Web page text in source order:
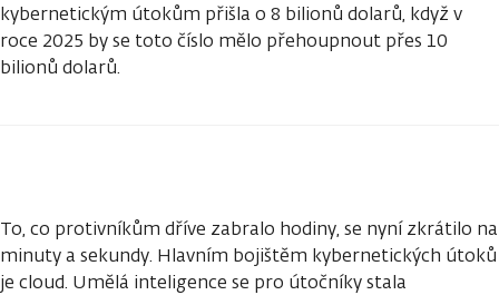
kybernetickým útokům přišla o 8 bilionů dolarů, když v
roce 2025 by se toto číslo mělo přehoupnout přes 10
bilionů dolarů.
To, co protivníkům dříve zabralo hodiny, se nyní zkrátilo na
minuty a sekundy. Hlavním bojištěm kybernetických útoků
je cloud. Umělá inteligence se pro útočníky stala